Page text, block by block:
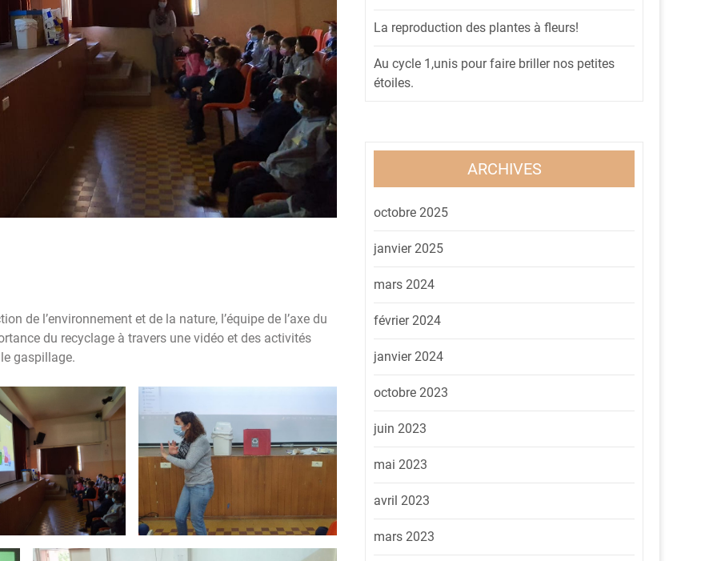
de l’environnement et de la nature, l’équipe de l’axe du
du recyclage à travers une vidéo et des activités
gaspillage.
La reproduction des plantes à fleurs!
Au cycle 1,unis pour faire briller nos petites
étoiles.
ARCHIVES
octobre 2025
janvier 2025
mars 2024
février 2024
janvier 2024
octobre 2023
juin 2023
mai 2023
avril 2023
mars 2023